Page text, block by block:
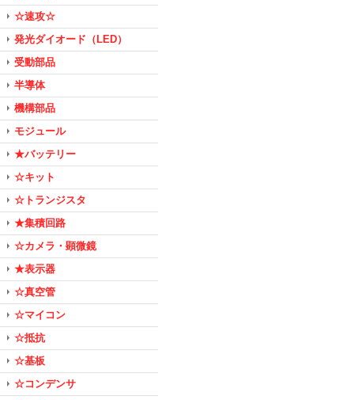
☆速攻☆
発光ダイオード（LED）
受動部品
半導体
機構部品
モジュール
★バッテリー
☆キット
☆トランジスタ
★集積回路
☆カメラ・顕微鏡
★表示器
☆真空管
☆マイコン
☆抵抗
☆基板
☆コンデンサ